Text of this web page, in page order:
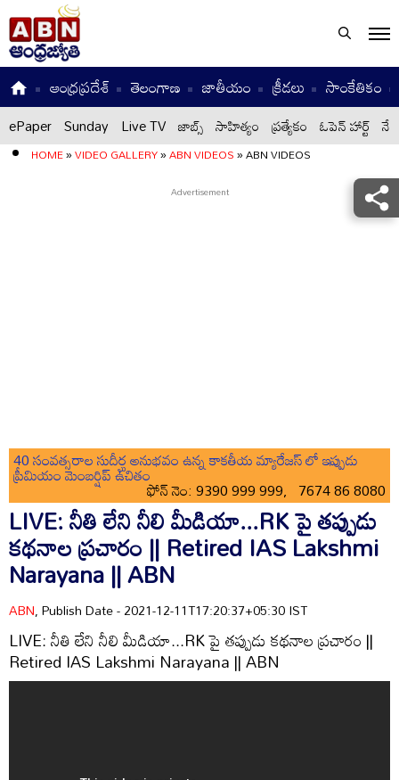
ఆంధ్రప్రదేశ్ తెలంగాణ జాతీయం క్రీడలు సాంకేతికం
ePaper Sunday Live TV జాబ్స్ సాహిత్యం ప్రత్యేకం ఓపెన్ హార్ట్
HOME»VIDEO GALLERY»ABN VIDEOS»ABN VIDEOS
40 సంవత్సరాల సుదీర్ఘ అనుభవం ఉన్న కాకతీయ మ్యారేజస్ లో ఇప్పుడు
ప్రీమియం మెంబర్షిప్ ఉచితం
ఫోన్ నెం: 9390 999 999, 7674 86 8080
LIVE: నీతి లేని నీలి మీడియా...RK పై తప్పుడు
కథనాల ప్రచారం || Retired IAS Lakshmi
Narayana || ABN
ABN, Publish Date - 2021-12-11T17:20:37+05:30 IST
LIVE: నీతి లేని నీలి మీడియా...RK పై తప్పుడు కథనాల ప్రచారం ||
Retired IAS Lakshmi Narayana || ABN